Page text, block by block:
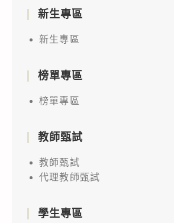
新生專區
新生專區
榜單專區
榜單專區
教師甄試
教師甄試
代理教師甄試
學生專區